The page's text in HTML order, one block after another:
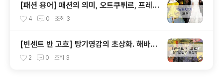
[패션 용어] 패션의 의미, 오트쿠튀르, 프레타
포르테, 패드, 클래식, 하이패션, 매스패션, 트
4 0 조회 3
[빈센트 반 고흐] 탕기영감의 초상화. 해바라
기. 꽃병에 꽂힌 14송이 해바라기
2 0 조회 3